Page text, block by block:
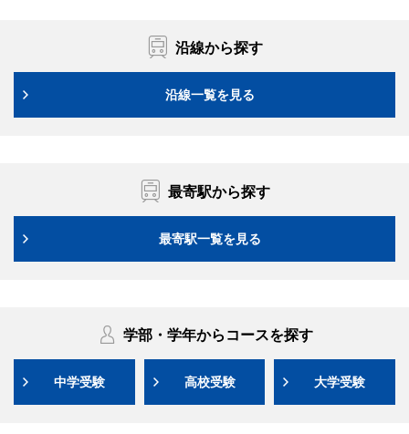
沿線から探す
沿線一覧を見る
最寄駅から探す
最寄駅一覧を見る
学部・学年からコースを探す
中学受験 高校受験 大学受験